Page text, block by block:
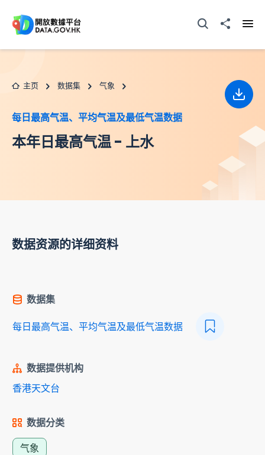
打开搜寻器分享至
主页 数据集 气象
每日最高气温、平均气温及最低气温数据
本年日最高气温 - 上水
下载
数据资源的详细资料
数据集
每日最高气温、平均气温及最低气温数据
数据提供机构
香港天文台
数据分类
气象